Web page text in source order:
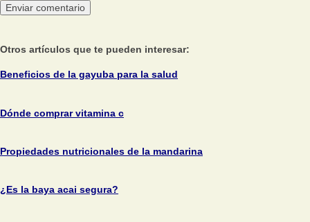
Otros artículos que te pueden interesar:
Beneficios de la gayuba para la salud
Dónde comprar vitamina c
Propiedades nutricionales de la mandarina
¿Es la baya acai segura?